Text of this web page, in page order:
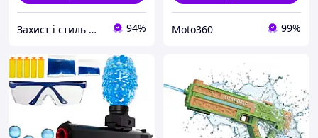
Захист і стиль — в одному магазині 94% Moto360 99%